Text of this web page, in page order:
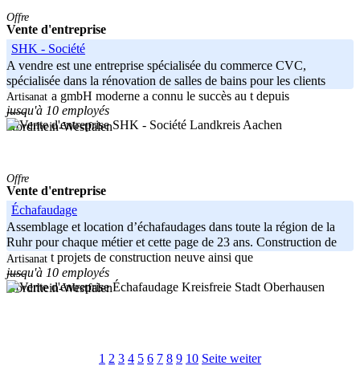
Offre
Vente d'entreprise
SHK - Société
A vendre est une entreprise spécialisée du commerce CVC,
spécialisée dans la rénovation de salles de bains pour les clients
privés. La gmbH moderne a connu le succès au t depuis
-----
Nordrhein-Westfalen
Artisanat
jusqu'à 10 employés
Landkreis Aachen
Offre
Vente d'entreprise
Échafaudage
Assemblage et location d’échafaudages dans toute la région de la
Ruhr pour chaque métier et cette page de 23 ans. Construction de
coques et projets de construction neuve ainsi que
-----
Nordrhein-Westfalen
Artisanat
jusqu'à 10 employés
Kreisfreie Stadt Oberhausen
1 2 3 4 5 6 7 8 9 10 Seite weiter